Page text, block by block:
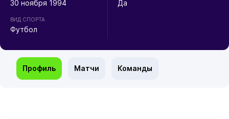
30 ноября 1994
ВИД СПОРТА
Футбол
Да
Профиль Матчи Команды